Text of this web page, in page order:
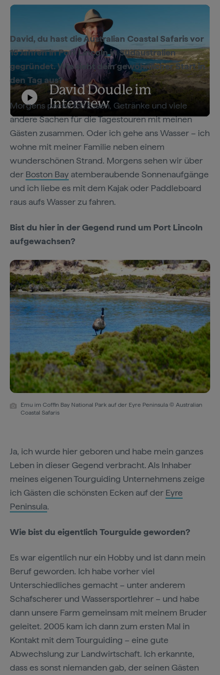
David Doudle im
Interview
Play
Video
David Doudle im Interview
David, du hast die Australian Coastal Safaris vor
15 Jahren in Port Lincoln in Südaustralien
gegründet. Wie sieht dein gewöhnlicher Start in
den Tag aus?
Morgens packe ich Essen, Getränke und viele
andere Sachen für die Tagestouren mit meinen
Gästen zusammen. Oder ich gehe ans Wasser – ich
wohne mit meiner Familie neben einem
wunderschönen Strand. Morgens sehen wir über
der Boston Bay atemberaubende Sonnenaufgänge
und ich liebe es mit dem Kajak oder Paddleboard
raus aufs Wasser zu fahren.
Bist du hier in der Gegend rund um Port Lincoln
aufgewachsen?
Emu im Coffin Bay National Park auf der Eyre Peninsula © Australian
Coastal Safaris
Ja, ich wurde hier geboren und habe mein ganzes
Leben in dieser Gegend verbracht. Als Inhaber
meines eigenen Tourguiding Unternehmens zeige
ich Gästen die schönsten Ecken auf der Eyre
Peninsula.
Wie bist du eigentlich Tourguide geworden?
Es war eigentlich nur ein Hobby und ist dann mein
Beruf geworden. Ich habe vorher viel
Unterschiedliches gemacht – unter anderem
Schafscherer und Wassersportlehrer – und habe
dann unsere Farm gemeinsam mit meinem Bruder
geleitet. 2005 kam ich dann zum ersten Mal in
Kontakt mit dem Tourguiding – eine gute
Abwechslung zur Landwirtschaft. Ich erkannte,
dass es sonst niemanden gab, der seinen Gästen